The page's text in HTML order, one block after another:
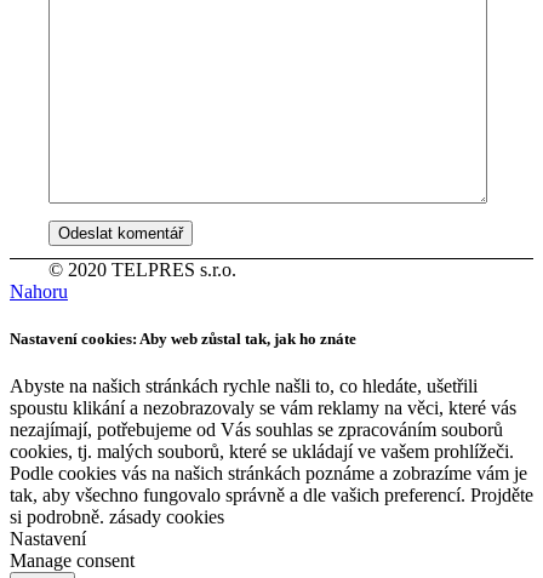
© 2020 TELPRES s.r.o.
Nahoru
Nastavení cookies: Aby web zůstal tak, jak ho znáte
Abyste na našich stránkách rychle našli to, co hledáte, ušetřili
spoustu klikání a nezobrazovaly se vám reklamy na věci, které vás
nezajímají, potřebujeme od Vás souhlas se zpracováním souborů
cookies, tj. malých souborů, které se ukládají ve vašem prohlížeči.
Podle cookies vás na našich stránkách poznáme a zobrazíme vám je
tak, aby všechno fungovalo správně a dle vašich preferencí. Projděte
si podrobně. zásady cookies
Nastavení
Manage consent